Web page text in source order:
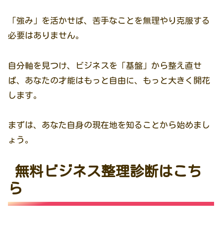
「強み」を活かせば、苦手なことを無理やり克服する
必要はありません。
自分軸を見つけ、ビジネスを「基盤」から整え直せ
ば、あなたの才能はもっと自由に、もっと大きく開花
します。
まずは、あなた自身の現在地を知ることから始めまし
ょう。
無料ビジネス整理診断はこち
ら